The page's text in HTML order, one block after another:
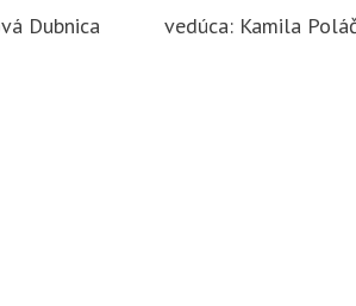
Dubnica vedúca: Kamila